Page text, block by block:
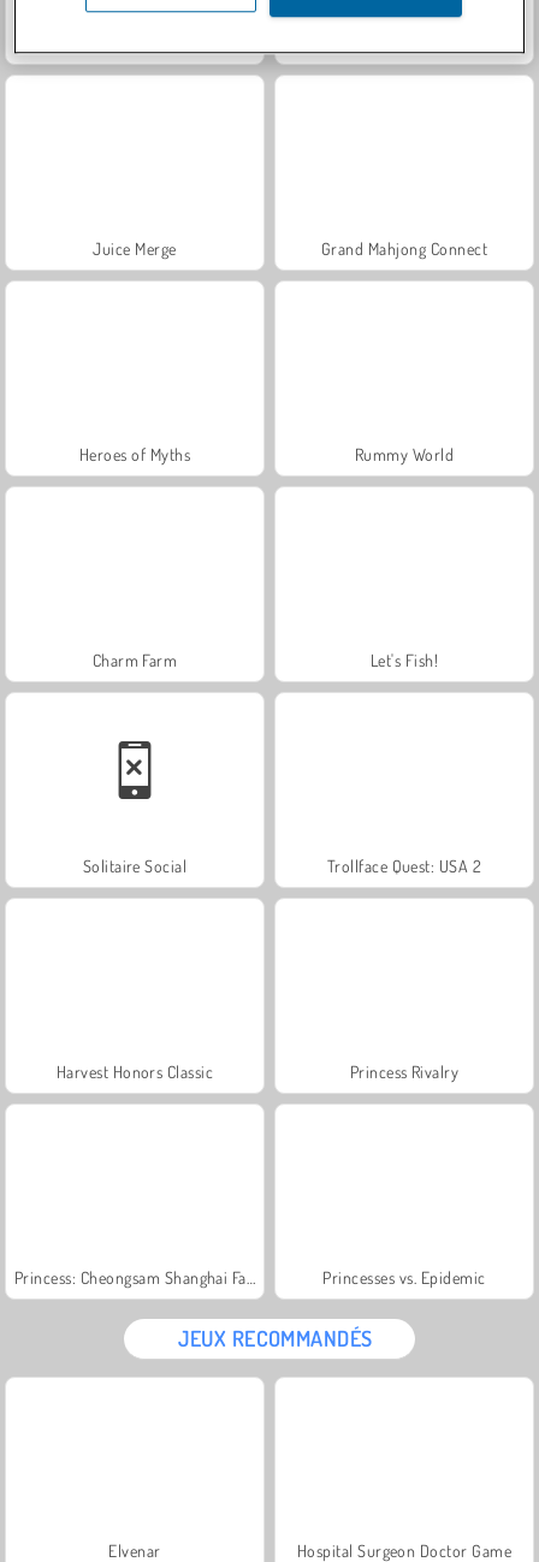
Juice Merge Grand Mahjong Connect
Heroes of Myths Rummy World
Charm Farm Let's Fish!
Solitaire Social Trollface Quest: USA 2
Harvest Honors Classic Princess Rivalry
Princesses vs. Epidemic
JEUX RECOMMANDÉS
Elvenar Hospital Surgeon Doctor Game